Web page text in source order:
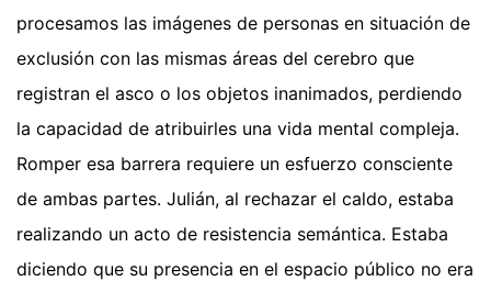
procesamos las imágenes de personas en situación de
exclusión con las mismas áreas del cerebro que
registran el asco o los objetos inanimados, perdiendo
la capacidad de atribuirles una vida mental compleja.
Romper esa barrera requiere un esfuerzo consciente
de ambas partes. Julián, al rechazar el caldo, estaba
realizando un acto de resistencia semántica. Estaba
diciendo que su presencia en el espacio público no era